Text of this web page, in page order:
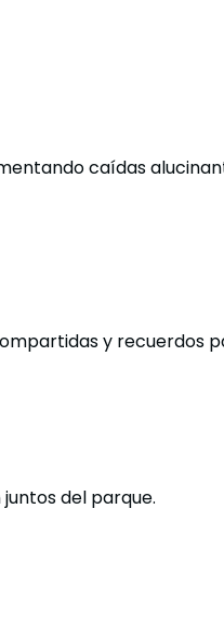
caídas
y recuerdos
del parque.